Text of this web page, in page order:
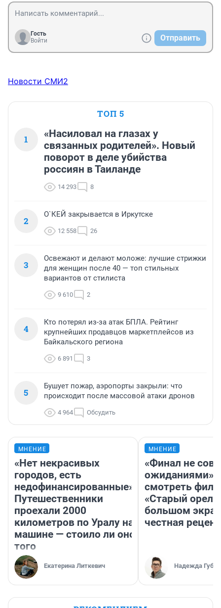
Гость
Войти
Отправить
Новости СМИ2
ТОП 5
1
«Насиловал на глазах у
связанных родителей». Новый
поворот в деле убийства
россиян в Таиланде
14 293 8
2
О`КЕЙ закрывается в Иркутске
12 558 26
3
Освежают и делают моложе: лучшие стрижки
для женщин после 40 — топ стильных
вариантов от стилиста
9 610 2
4
Кто потерял из-за атак БПЛА. Рейтинг
крупнейших продавцов маркетплейсов из
Байкальского региона
6 891 3
5
Бушует пожар, аэропорты закрыли: что
происходит после массовой атаки дронов
4 964 Обсудить
МНЕНИЕ
«Нет некрасивых
городов, есть
недофинансированные».
Путешественники
проехали 2000
километров по Уралу на
машине — стоило ли оно
того
Екатерина Литкевич
МНЕНИЕ
«Финал не
ожиданиями»:
смотреть
«Старый орел»
большом
честная
Надежда